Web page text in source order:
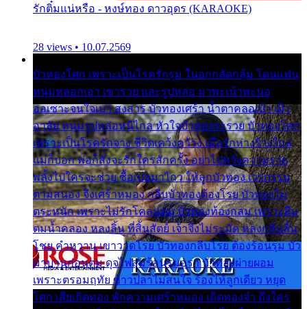
รักติ๋มแน่หรือ - หงษ์ทอง ดาวอุดร (KARAOKE)
28 views • 10.07.2569
บัวทองโศก เพราะเป็นโรครักรุม ในอกกลัดกลุ้ม โดนแฟน
หนุ่มหลอกเอา เขารวย และรูปหล่อ มาพะเน้าพะนอ
ออเซาะจนใจเบา สงสาร บัวทองเศร้า น้ำตาคลอเบ้า เฝ้า
อาลัย หนุ่มรูปหล่อหนีไกล หัวใจบัวทองระรวย บัวทองโศก
เพราะเป็นโรครักจาง ชีวิตเคว้งคว้าง เมื่อรักห่างร้างไกล
แม่ก็บอก พ่อก็สั่งจะรักใครสักครั้ง อย่าไปหวังความรวย
พลั้งไปใครจะช่วย ซื้อเปลมาไกว ให้ลูกบัวทอง เวรกรรม
ตามสนอง จึงเศร้าหมอง กลีบบัวทองต้องโรย บัวทองไม่
ตระหนัก เพราะไม่รักโคลนตม บัวทองท้องกลม เพราะลืม
ตมน้ำคลอง หลงลิ้น ที่สิ้นสัตย์ เจ้าจึงไม่ระมัด หลงกลิ่นลิ้น
โชย คำหวาน เขาวาดโรย บัวทองกลีบโรย ต้องร้อนรุม บัว
มาบานก่อนตูม ดุจไฟสุมร้อนรุมอุรา บัวทองผ่ายผอม
เพราะตรอมฤทัย ข้าวปลาไม่สนใจ ร้องไห้ลูกเดียว หยุด
โศก เสียเถิดทอง พักความเศร้าหมอง เถิดทองจ๋า ถึงใคร